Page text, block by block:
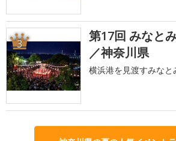
3
第17回 みなと
／神奈川県
横浜港を見渡すみなと